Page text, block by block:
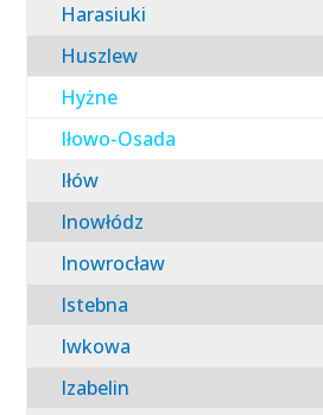
Harasiuki
Huszlew
Hyżne
Iłowo-Osada
Iłów
Inowłódz
Inowrocław
Istebna
Iwkowa
Izabelin